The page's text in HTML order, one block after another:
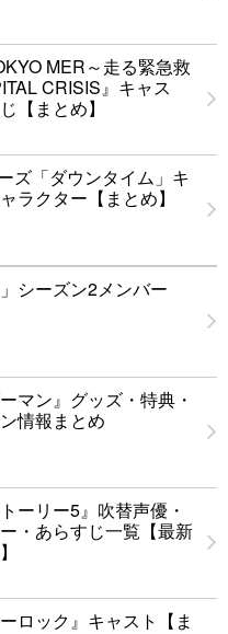
MER～走る緊急救
CRISIS』キャス
【まとめ】
ズ「ダウンタイム」キ
ラクター【まとめ】
」シーズン2メンバー
マン』グッズ・特典・
情報まとめ
ーリー5』吹替声優・
・あらすじ一覧【最新
ロック』キャスト【ま